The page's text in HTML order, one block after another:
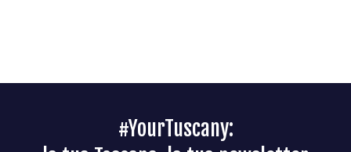
#YourTuscany: